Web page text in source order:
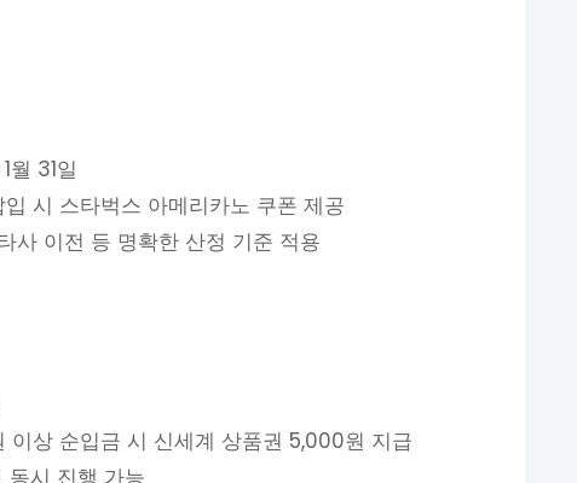
월 31일
시 스타벅스 아메리카노 쿠폰 제공
사 이전 등 명확한 산정 기준 적용​
이상 순입금 시 신세계 상품권 5,000원 지급
동시 진행 가능